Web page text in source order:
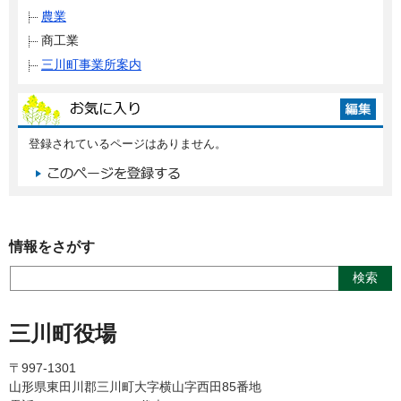
農業
商工業
三川町事業所案内
登録されているページはありません。
情報をさがす
三川町役場
〒997-1301
山形県東田川郡三川町大字横山字西田85番地